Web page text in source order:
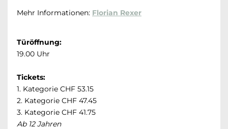
Mehr Informationen: Florian Rexer
Türöffnung:
19.00 Uhr
Tickets:
1. Kategorie CHF 53.15
2. Kategorie CHF 47.45
3. Kategorie CHF 41.75
Ab 12 Jahren